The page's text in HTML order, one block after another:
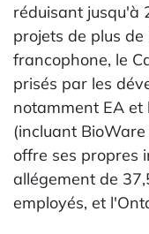
réduisant jusqu'à
projets de plus
francophone, le
prisés par les
notamment EA et
(incluant
offre ses propres
allégement de
employés, et